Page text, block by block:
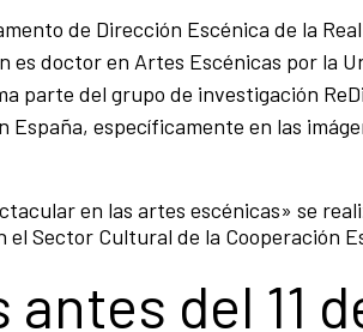
de Dirección Escénica de la
es doctor en Artes Escénicas por la
parte del grupo de investigación
específicamente en las
en las artes escénicas» se
Sector Cultural de la Cooperación
del 11